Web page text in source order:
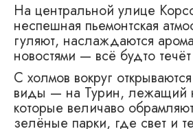
На центральной улице
неспешная пьемонтская
гуляют, наслаждаются
новостями — всё будто
С холмов вокруг
виды — на Турин, лежащий
которые величаво
зелёные парки, где свет и